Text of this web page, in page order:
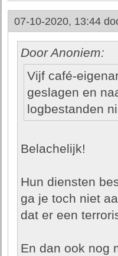
07-10-2020, 13:44
Door Anoniem:
Vijf café-
geslagen en
logbestanden
Belachelijk!
Hun diensten
ga je toch niet
dat er een
En dan ook nog